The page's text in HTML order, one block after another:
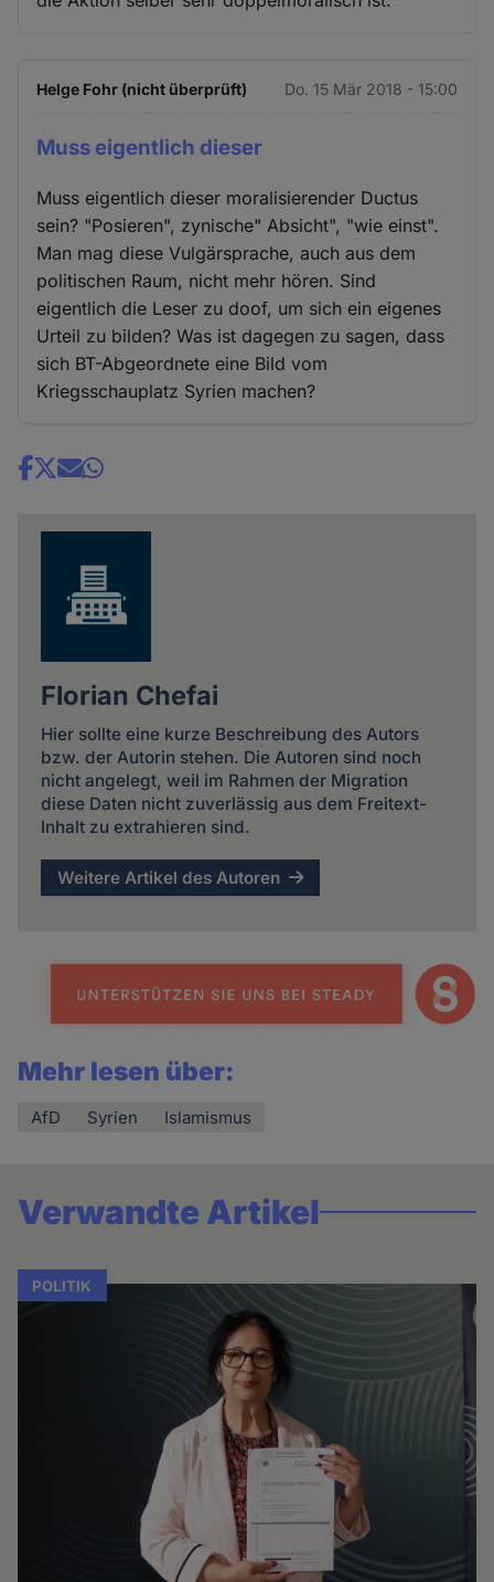
Helge Fohr (nicht überprüft) Do. 15 Mär 2018 - 15:00
Muss eigentlich dieser
Muss eigentlich dieser moralisierender Ductus
sein? "Posieren", zynische" Absicht", "wie einst".
Man mag diese Vulgärsprache, auch aus dem
politischen Raum, nicht mehr hören. Sind
eigentlich die Leser zu doof, um sich ein eigenes
Urteil zu bilden? Was ist dagegen zu sagen, dass
sich BT-Abgeordnete eine Bild vom
Kriegsschauplatz Syrien machen?
Share
Florian Chefai
Hier sollte eine kurze Beschreibung des Autors
bzw. der Autorin stehen. Die Autoren sind noch
nicht angelegt, weil im Rahmen der Migration
diese Daten nicht zuverlässig aus dem Freitext-
Inhalt zu extrahieren sind.
Weitere Artikel des Autoren
Mehr lesen über:
AfD Syrien Islamismus
Verwandte Artikel
POLITIK